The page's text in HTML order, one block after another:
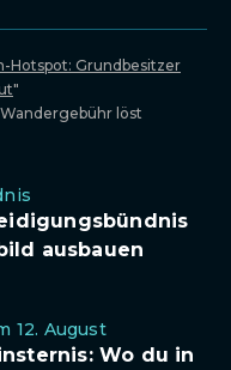
Hotspot: Grundbesitzer
"
löst
ausbauen
12. August
Wo du in